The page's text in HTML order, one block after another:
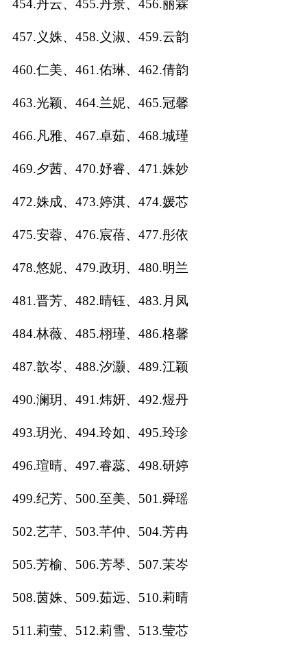
454.丹云、455.丹景、456.丽霖
457.义姝、458.义淑、459.云韵
460.仁美、461.佑琳、462.倩韵
463.光颖、464.兰妮、465.冠馨
466.凡雅、467.卓茹、468.城瑾
469.夕茜、470.妤睿、471.姝妙
472.姝成、473.婷淇、474.媛芯
475.安蓉、476.宸蓓、477.彤依
478.悠妮、479.政玥、480.明兰
481.晋芳、482.晴钰、483.月凤
484.林薇、485.栩瑾、486.格馨
487.歆岑、488.汐灏、489.江颖
490.澜玥、491.炜妍、492.煜丹
493.玥光、494.玲如、495.玲珍
496.瑄晴、497.睿蕊、498.研婷
499.纪芳、500.至美、501.舜瑶
502.艺芊、503.芊仲、504.芳冉
505.芳榆、506.芳琴、507.茉岑
508.茵姝、509.茹远、510.莉晴
511.莉莹、512.莉雪、513.莹芯